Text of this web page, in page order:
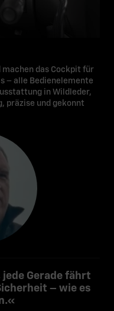
machen das Cockpit für
– alle Bedienelemente
in Wildleder,
präzise und gekonnt
jede Gerade fährt
– wie es